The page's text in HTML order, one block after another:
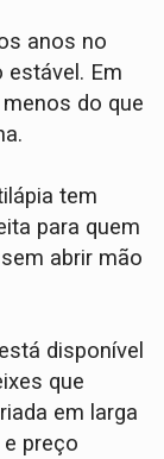
anos no
estável. Em
do que
tem
para quem
abrir mão
disponível
que
em larga
preço